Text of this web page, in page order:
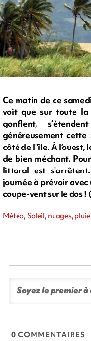
Ce matin de ce
voit que sur toute
gonflent,
généreusement
côté de l"île. À l’ouest,
de bien méchant.
littoral est
journée à prévoir
coupe-vent sur le dos
Météo, Soleil, nuages, pluie
0 COMMENTAIRES